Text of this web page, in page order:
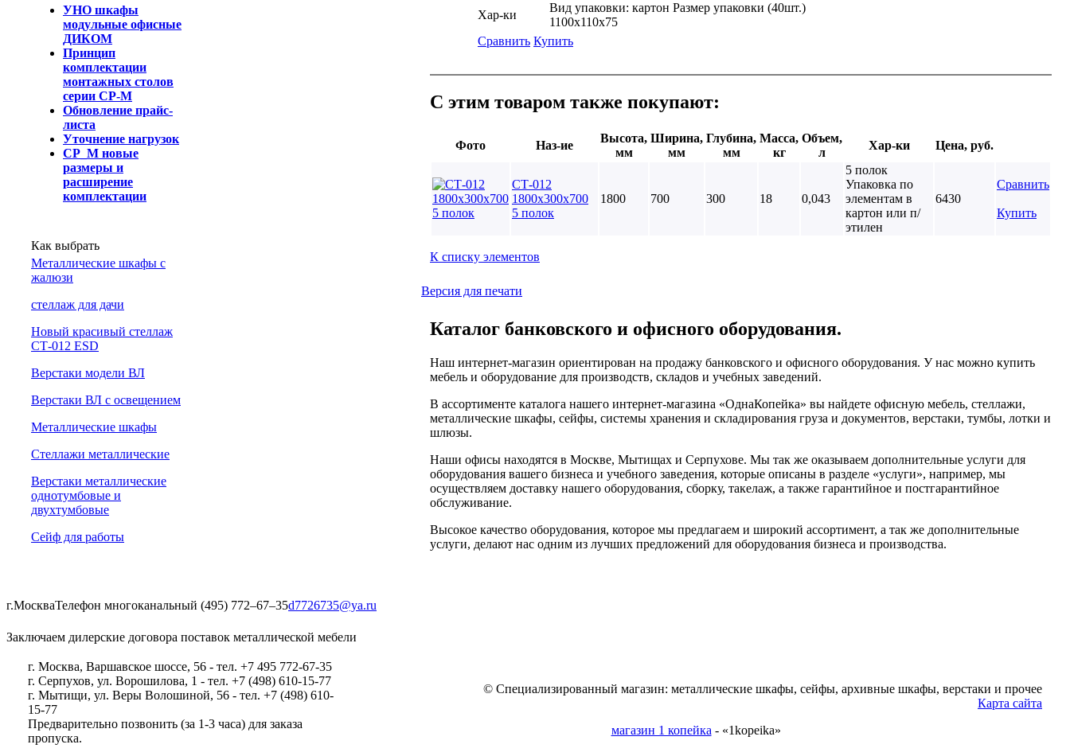
УНО шкафы
модульные офисные
ДИКОМ
Принцип
комплектации
монтажных столов
серии СР-М
Обновление прайс-
листа
Уточнение нагрузок
СР_М новые
размеры и
расширение
комплектации
Как выбрать
Металлические шкафы с
жалюзи
cтеллаж для дачи
Новый красивый стеллаж
СТ-012 ESD
Верстаки модели ВЛ
Верстаки ВЛ с освещением
Металлические шкафы
Стеллажи металлические
Верстаки металлические
однотумбовые и
двухтумбовые
Сейф для работы
Хар-ки
Вид упаковки: картон Размер упаковки (40шт.)
1100х110х75
Сравнить Купить
С этим товаром также покупают:
Фото Наз-ие
Высота,
мм
Ширина,
мм
Глубина,
мм
Масса,
кг
Объем,
л
Хар-ки Цена, руб.
СТ-012
1800х300х700
5 полок
1800 700 300 18 0,043
5 полок
Упаковка по
элементам в
картон или п/
этилен
6430
Сравнить
Купить
К списку элементов
Версия для печати
Каталог банковского и офисного оборудования.
Наш интернет-магазин ориентирован на продажу банковского и офисного оборудования. У нас можно купить
мебель и оборудование для производств, складов и учебных заведений.
В ассортименте каталога нашего интернет-магазина «ОднаКопейка» вы найдете офисную мебель, стеллажи,
металлические шкафы, сейфы, системы хранения и складирования груза и документов, верстаки, тумбы, лотки и
шлюзы.
Наши офисы находятся в Москве, Мытищах и Серпухове. Мы так же оказываем дополнительные услуги для
оборудования вашего бизнеса и учебного заведения, которые описаны в разделе «услуги», например, мы
осуществляем доставку нашего оборудования, сборку, такелаж, а также гарантийное и постгарантийное
обслуживание.
Высокое качество оборудования, которое мы предлагаем и широкий ассортимент, а так же дополнительные
услуги, делают нас одним из лучших предложений для оборудования бизнеса и производства.
г.МоскваТелефон многоканальный (495) 772‒67‒35d7726735@ya.ru
Заключаем дилерские договора поставок металлической мебели
г. Москва, Варшавское шоссе, 56 - тел. +7 495 772-67-35
г. Серпухов, ул. Ворошилова, 1 - тел. +7 (498) 610-15-77
г. Мытищи, ул. Веры Волошиной, 56 - тел. +7 (498) 610-
15-77
Предварительно позвонить (за 1-3 часа) для заказа
пропуска.
© Специализированный магазин: металлические шкафы, сейфы, архивные шкафы, верстаки и прочее
Карта сайта
магазин 1 копейка - «1kopeika»